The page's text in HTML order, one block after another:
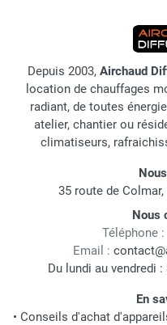
Depuis 2003, Airchaud
location de chauffages
radiant, de toutes
atelier, chantier ou
climatiseurs,
35 route de
Nous
Téléphone :
Email :
Du lundi au vendredi
En
• Conseils d'achat